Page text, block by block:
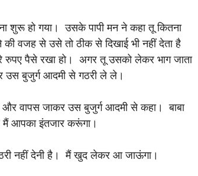
शुरू हो गया। उसके पापी मन ने कहा तू कितना
की वजह से उसे तो ठीक से दिखाई भी नहीं देता है
रुपए पैसे रखा हो। अगर तू उसको लेकर भाग जाता
उस बुजुर्ग आदमी से गठरी ले ले।
और वापस जाकर उस बुजुर्ग आदमी से कहा। बाबा
मैं आपका इंतजार करूंगा।
नहीं देनी है। मैं खुद लेकर आ जाऊंगा।